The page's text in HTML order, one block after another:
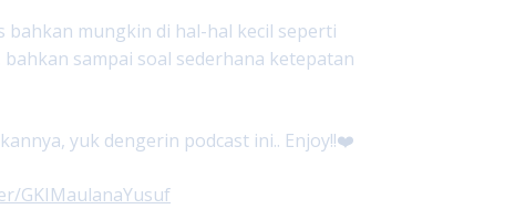
mungkin di hal-hal kecil seperti
sampai soal sederhana ketepatan
yuk dengerin podcast ini.. Enjoy!!❤️
GKIMaulanaYusuf